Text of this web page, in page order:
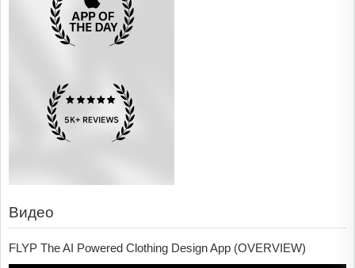
Видео
FLYP The AI Powered Clothing Design App (OVERVIEW)